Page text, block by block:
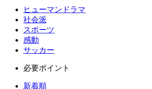
ヒューマンドラマ
社会派
スポーツ
感動
サッカー
必要ポイント
新着順